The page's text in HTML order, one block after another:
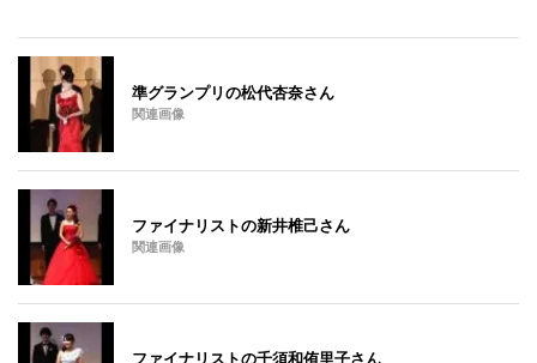
準グランプリの松代杏奈さん
関連画像
ファイナリストの新井椎己さん
関連画像
ファイナリストの千須和侑里子さん